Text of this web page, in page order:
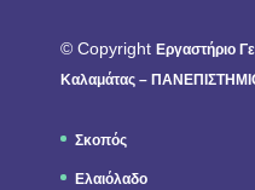
© Copyright Εργαστήριο
Καλαμάτας –
Σκοπός
Ελαιόλαδο